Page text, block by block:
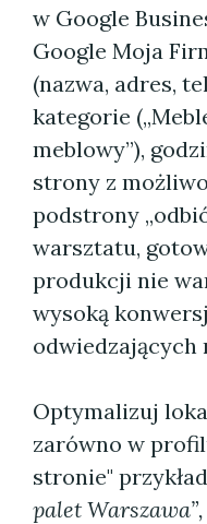
w Google
Google Moja
(nazwa, adres,
kategorie
meblowy”),
strony z
podstrony
warsztatu,
produkcji nie
wysoką
odwiedzających
Optymalizuj
zarówno w
stronie"
palet